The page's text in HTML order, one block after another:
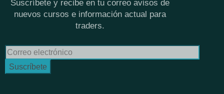
Suscríbete y recibe en tu correo avisos de
nuevos cursos e información actual para
traders.